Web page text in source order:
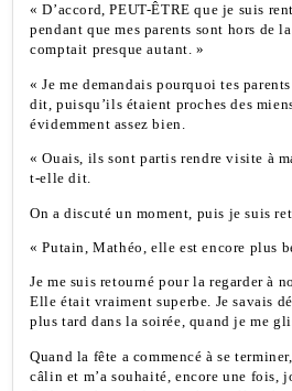
« D’accord, PEUT-ÊTRE que je suis
pendant que mes parents sont hors de
comptait presque autant. »
« Je me demandais pourquoi tes
dit, puisqu’ils étaient proches des
évidemment assez bien.
« Ouais, ils sont partis rendre visite à
t-elle dit.
On a discuté un moment, puis je suis
« Putain, Mathéo, elle est encore plus
Je me suis retourné pour la regarder à
Elle était vraiment superbe. Je savais
plus tard dans la soirée, quand je me
Quand la fête a commencé à se
câlin et m’a souhaité, encore une fois,